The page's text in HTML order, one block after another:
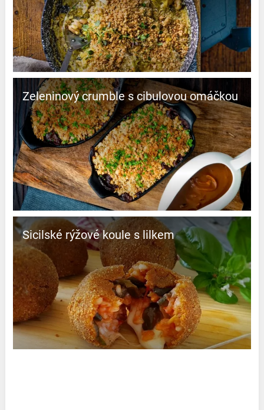
Zeleninový crumble s cibulovou omáčkou
Sicilské rýžové koule s lilkem